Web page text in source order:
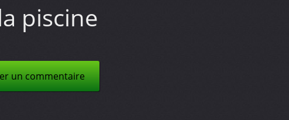
piscine
un commentaire